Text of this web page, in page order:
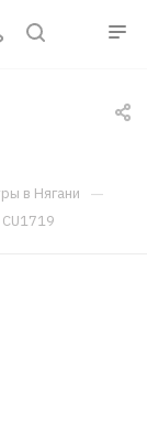
в Нягани —